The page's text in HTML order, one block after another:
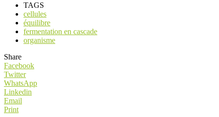
TAGS
cellules
équilibre
fermentation en cascade
organisme
Share
Facebook
Twitter
WhatsApp
Linkedin
Email
Print